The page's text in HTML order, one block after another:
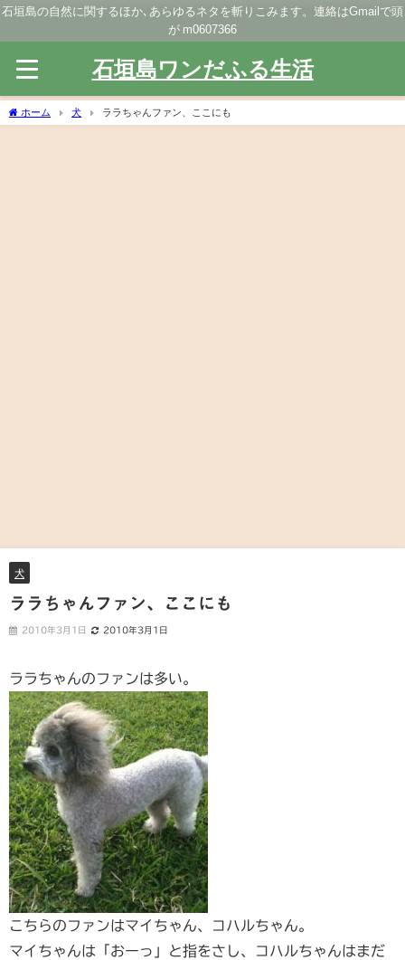
石垣島の自然に関するほか､あらゆるネタを斬りこみます。連絡はGmailで頭
が m0607366
石垣島ワンだふる生活
ホーム 犬 ララちゃんファン、ここにも
犬
ララちゃんファン、ここにも
2010年3月1日 2010年3月1日
ララちゃんのファンは多い。
こちらのファンはマイちゃん、コハルちゃん。
マイちゃんは「おーっ」と指をさし、コハルちゃんはまだ